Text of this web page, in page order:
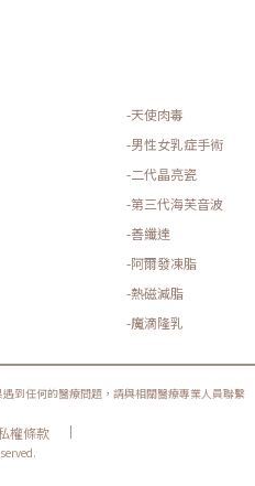
-天使肉毒
-男性女乳症手術
-二代晶亮瓷
-第三代海芙音波
-善纖達
-阿爾發凍脂
-熱磁減脂
-魔滴隆乳
到任何的醫療問題，請與相關醫療專業人員聯繫
權條款
|